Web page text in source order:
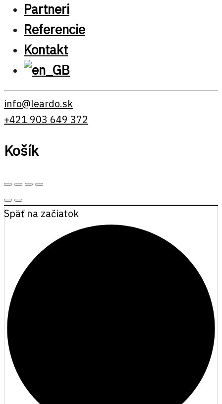
Partneri
Referencie
Kontakt
info@leardo.sk
+421 903 649 372
Košík
Späť na začiatok